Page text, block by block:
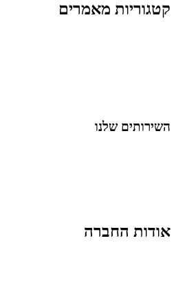
קטגוריות מאמרים
השירותים שלנו
אודות החברה